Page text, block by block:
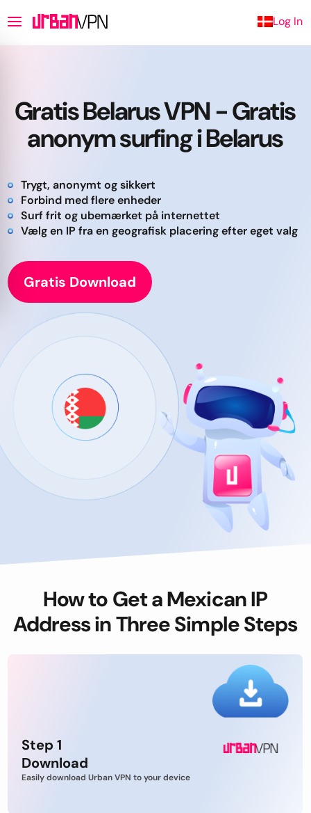
Log In
Gratis Belarus VPN - Gratis
anonym surfing i Belarus
Trygt, anonymt og sikkert
Forbind med flere enheder
Surf frit og ubemærket på internettet
Vælg en IP fra en geografisk placering efter eget valg
Gratis Download
How to Get a Mexican IP
Address in Three Simple Steps
Step 1
Download
Easily download Urban VPN to your device